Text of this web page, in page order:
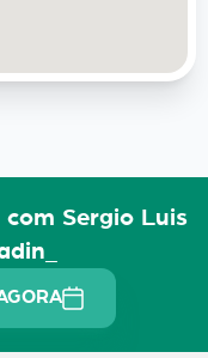
Sergio Luis